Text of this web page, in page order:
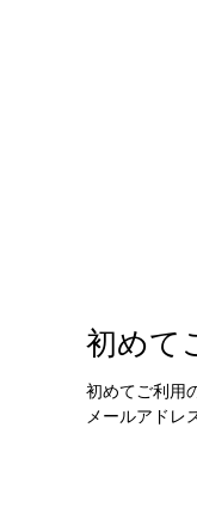
初めて
初めてご利用
メールアドレ